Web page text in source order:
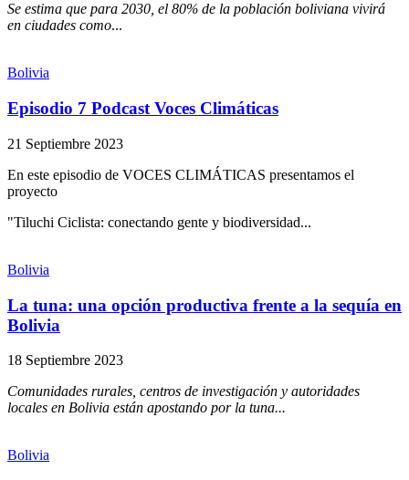
Se estima que para 2030, el 80% de la población boliviana vivirá
en ciudades como...
Bolivia
Episodio 7 Podcast Voces Climáticas
21 Septiembre 2023
En este episodio de VOCES CLIMÁTICAS presentamos el
proyecto
"Tiluchi Ciclista: conectando gente y biodiversidad...
Bolivia
La tuna: una opción productiva frente a la sequía en
Bolivia
18 Septiembre 2023
Comunidades rurales, centros de investigación y autoridades
locales en Bolivia están apostando por la tuna...
Bolivia